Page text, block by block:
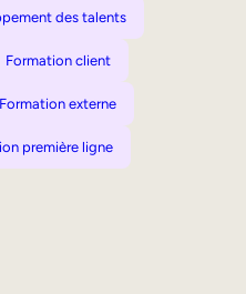
des talents
Formation client
Formation externe
première ligne